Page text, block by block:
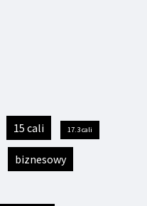
15 cali 17.3 cali
biznesowy